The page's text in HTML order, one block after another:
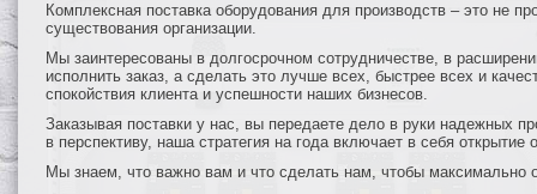
Комплексная поставка оборудования для производств – это не
существования организации.
Мы заинтересованы в долгосрочном сотрудничестве, в
исполнить заказ, а сделать это лучше всех, быстрее всех и
спокойствия клиента и успешности наших бизнесов.
Заказывая поставки у нас, вы передаете дело в руки надежных
в перспективу, наша стратегия на года включает в себя
Мы знаем, что важно вам и что сделать нам, чтобы максимально